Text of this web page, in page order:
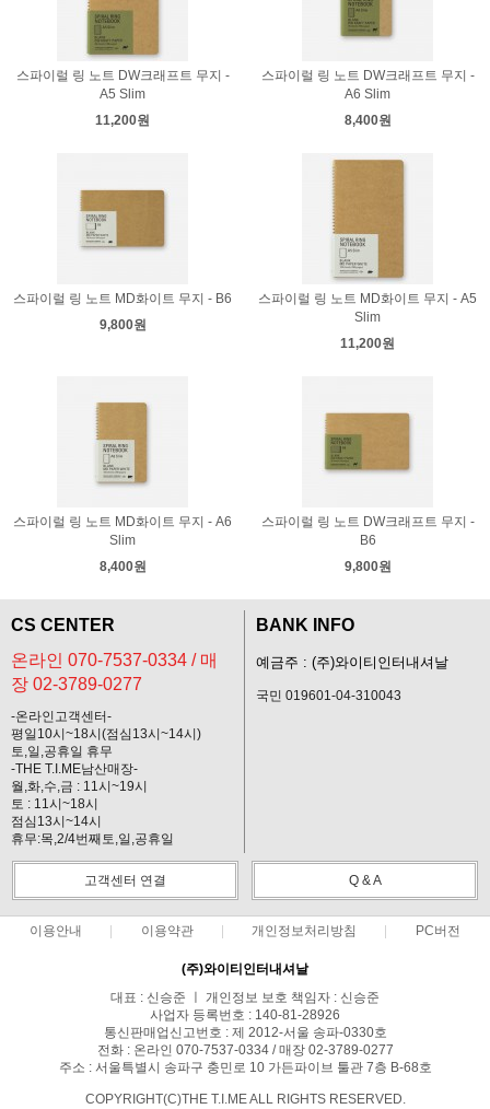
스파이럴 링 노트 DW크래프트 무지 -
A5 Slim
11,200원
스파이럴 링 노트 DW크래프트 무지 -
A6 Slim
8,400원
스파이럴 링 노트 MD화이트 무지 - B6
9,800원
스파이럴 링 노트 MD화이트 무지 - A5
Slim
11,200원
스파이럴 링 노트 MD화이트 무지 - A6
Slim
8,400원
스파이럴 링 노트 DW크래프트 무지 -
B6
9,800원
CS CENTER
온라인 070-7537-0334 / 매
장 02-3789-0277
-온라인고객센터-
평일10시~18시(점심13시~14시)
토,일,공휴일 휴무
-THE T.I.ME남산매장-
월,화,수,금 : 11시~19시
토 : 11시~18시
점심13시~14시
휴무:목,2/4번째토,일,공휴일
BANK INFO
예금주 : (주)와이티인터내셔날
국민 019601-04-310043
고객센터 연결 Q & A
이용안내 이용약관 개인정보처리방침 PC버전
(주)와이티인터내셔날
대표 : 신승준 ㅣ 개인정보 보호 책임자 : 신승준
사업자 등록번호 : 140-81-28926
통신판매업신고번호 : 제 2012-서울 송파-0330호
전화 : 온라인 070-7537-0334 / 매장 02-3789-0277
주소 : 서울특별시 송파구 충민로 10 가든파이브 툴관 7층 B-68호
COPYRIGHT(C)THE T.I.ME ALL RIGHTS RESERVED.